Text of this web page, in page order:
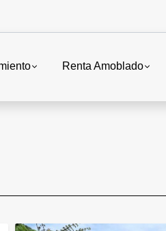
Renta Amoblado